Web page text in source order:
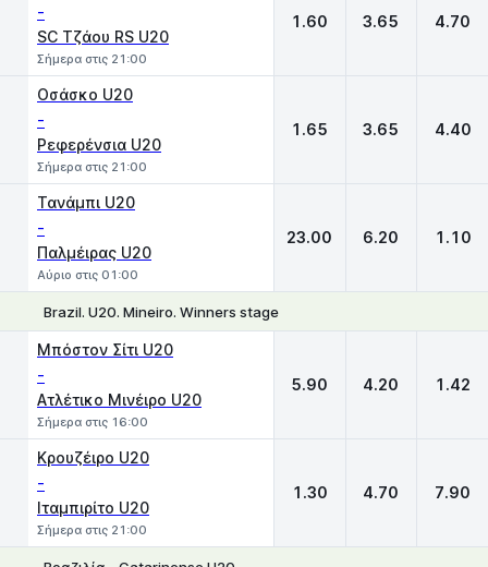
-
SC Τζάου RS U20
Σήμερα στις 21:00
1.60 3.65 4.70
Οσάσκο U20
-
Ρεφερένσια U20
Σήμερα στις 21:00
1.65 3.65 4.40
Τανάμπι U20
-
Παλμέιρας U20
Αύριο στις 01:00
23.00 6.20 1.10
Brazil. U20. Mineiro. Winners stage
Μπόστον Σίτι U20
-
Ατλέτικο Μινέιρο U20
Σήμερα στις 16:00
5.90 4.20 1.42
Κρουζέιρο U20
-
Ιταμπιρίτο U20
Σήμερα στις 21:00
1.30 4.70 7.90